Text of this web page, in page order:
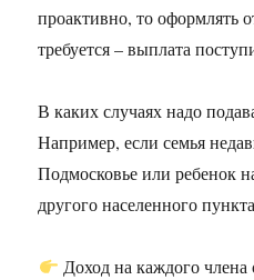
проактивно, то оформлять
требуется – выплата
В каких случаях надо
Например, если семья
Подмосковье или ребенок
другого населенного
Доход на каждого